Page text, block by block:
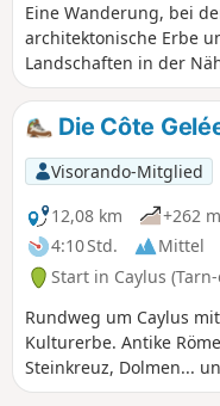
Eine Wanderung, bei
architektonische Erbe
Landschaften in der
Departement Tarn-et-
entdecken können. Der
auf asphaltierten
Alternative gibt, aber
angenehm und wenig
auf dem letzten
Die Côte
Visorando-Mitglied
12,08 km
+262 m
4:10 Std.
Mittel
Start in Caylus
Rundweg um Caylus
Kulturerbe. Antike
Steinkreuz, Dolmen...
km weiter, Abstecher